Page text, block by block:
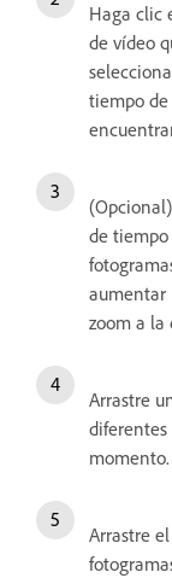
Haga clic
de vídeo
tiempo de
de
aumentar
zoom a la
Arrastre
momento.
Arrastre